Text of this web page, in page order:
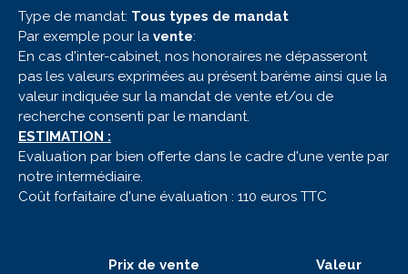
CONTACT
Type de mandat: Tous types de mandat
Par exemple pour la vente:
En cas d'inter-cabinet, nos honoraires ne dépasseront
pas les valeurs exprimées au présent barème ainsi que la
valeur indiquée sur la mandat de vente et/ou de
recherche consenti par le mandant.
ESTIMATION :
Evaluation par bien offerte dans le cadre d'une vente par
notre intermédiaire.
Coût forfaitaire d'une évaluation : 110 euros TTC
Prix de vente Valeur